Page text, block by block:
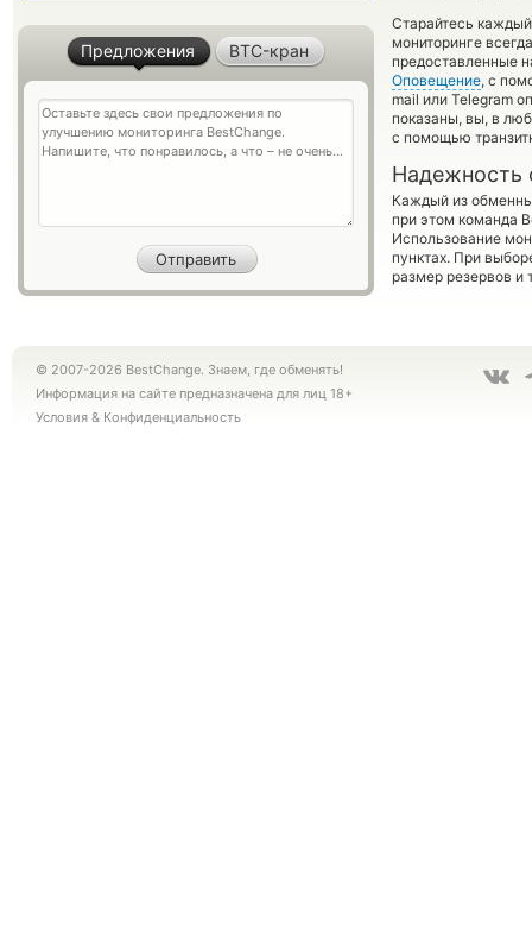
Старайтесь
мониторинге
предоставленные
Оповещение, с
mail или Telegram
показаны, вы, в
с помощью
Надежность
Каждый из
при этом команда
Использование
пунктах. При
размер резервов и
Предложения BTC-кран
© 2007-2026 BestChange. Знаем, где обменять!
Информация на сайте предназначена для лиц 18+
Условия & Конфиденциальность